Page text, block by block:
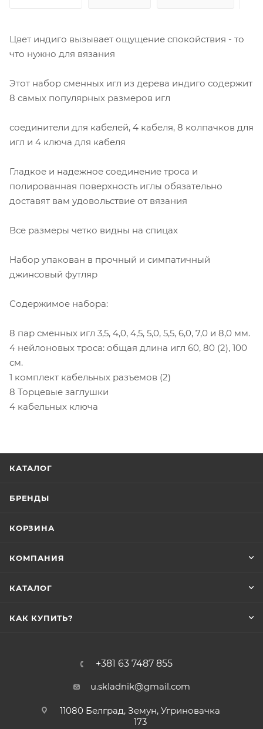
Цвет индиго вызывает ощущение спокойствия - то
что нужно для вязания
Этот набор сменных игл из дерева индиго содержит
8 самых популярных размеров игл
соединители для кабелей, 4 кабеля, 8 колпачков для
игл и 4 ключа для кабеля
Гладкое и надежное соединение троса и
полированная поверхность иглы обязательно
доставят вам удовольствие от вязания
Все размеры четко видны на спицах
Набор упакован в прочный и симпатичный
джинсовый футляр
Содержимое набора:
8 пар сменных игл 3,5, 4,0, 4,5, 5,0, 5,5, 6,0, 7,0 и 8,0 мм.
4 нейлоновых троса: общая длина игл 60, 80 (2), 100
см.
1 комплект кабельных разъемов (2)
8 Торцевые заглушки
4 кабельных ключа
КАТАЛОГ
БРЕНДЫ
КОРЗИНА
КОМПАНИЯ
КАТАЛОГ
КАК КУПИТЬ?
+381 63 7487 855
u.skladnik@gmail.com
11080 Белград, Земун, Угриновачка
173